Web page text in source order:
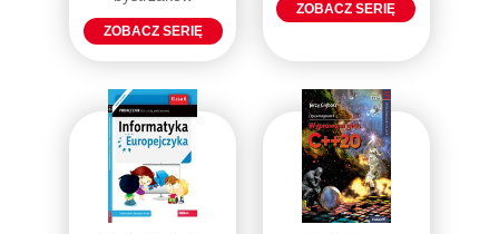
ZOBACZ SERIĘ
ZOBACZ SERIĘ